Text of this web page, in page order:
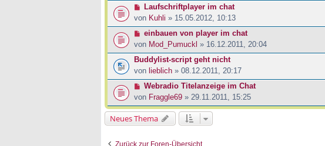
Laufschriftplayer im chat
von Kuhli » 15.05.2012, 10:13
einbauen von player im chat
von Mod_Pumuckl » 16.12.2011, 20:04
Buddylist-script geht nicht
von lieblich » 08.12.2011, 20:17
Webradio Titelanzeige im Chat
von Fraggle69 » 29.11.2011, 15:25
Neues Thema
Zurück zur Foren-Übersicht